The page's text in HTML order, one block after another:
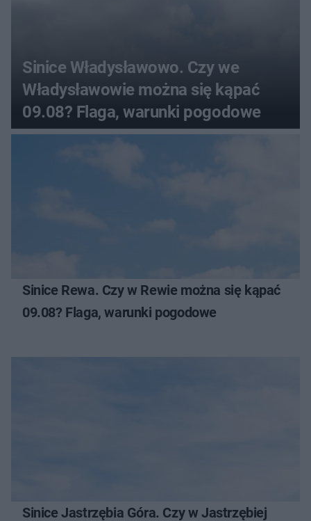
Sinice Władysławowo. Czy we
Władysławowie można się kąpać
09.08? Flaga, warunki pogodowe
Sinice Rewa. Czy w Rewie można się kąpać
09.08? Flaga, warunki pogodowe
Sinice Jastrzębia Góra. Czy w Jastrzębiej